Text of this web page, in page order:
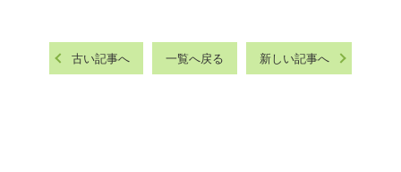
古い記事へ 一覧へ戻る 新しい記事へ